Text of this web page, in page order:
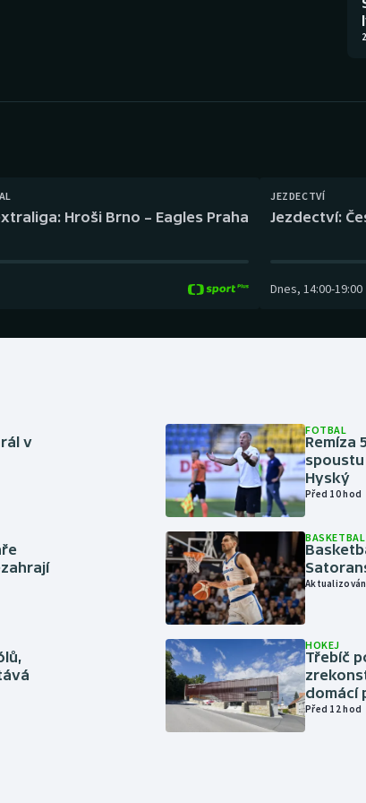
Plážový volejbal
Hroši Brno – Eagles Praha
JEZDECTVÍ
Jezdectví:
Dnes, 14:00-19:00
v
FOTBAL
Remíza
Hyský
Před 10 hod
BASKETBAL
HOKEJ
Třebíč
domácí
Před 12 hod